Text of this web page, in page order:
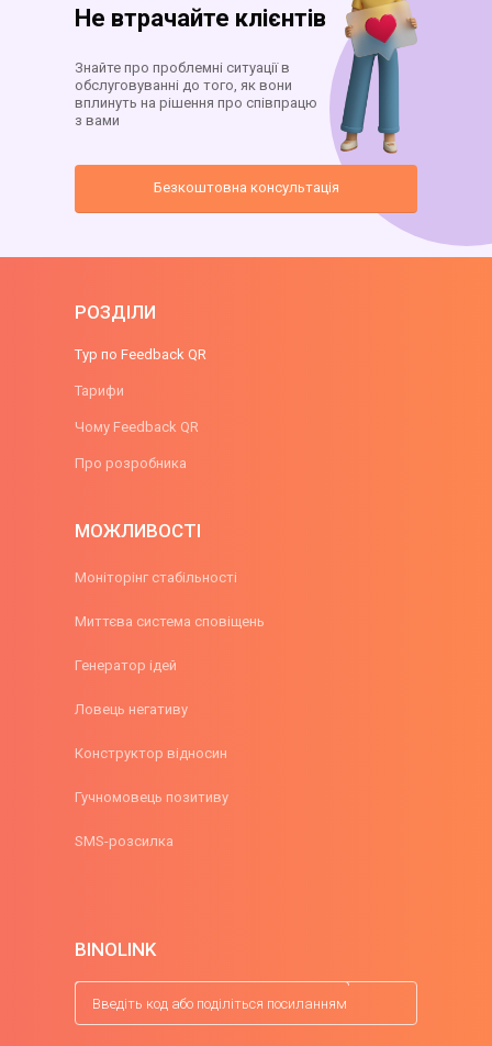
Не втрачайте клієнтів
Знайте про проблемні ситуації в
обслуговуванні до того, як вони
вплинуть на рішення про співпрацю
з вами
Безкоштовна консультація
РОЗДІЛИ
Тур по Feedback QR
Тарифи
Чому Feedback QR
Про розробника
МОЖЛИВОСТІ
Моніторінг стабільності
Миттєва система сповіщень
Генератор ідей
Ловець негативу
Конструктор відносин
Гучномовець позитиву
SMS-розсилка
BINOLINK